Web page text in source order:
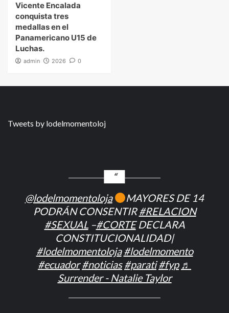
Vicente Encalada
conquista tres
medallas en el
Panamericano U15 de
Luchas.
admin 2026 0
Tweets by lodelmomentoloj
@lodelmomentoloja
MAYORES DE 14
PODRÁN CONSENTIR#RELACION
#SEXUAL–#CORTEDECLARA
CONSTITUCIONALIDAD|
#lodelmomentoloja #lodelmomento
#ecuador #noticias #parati #fyp ♬
Surrender - Natalie Taylor